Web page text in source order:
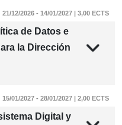
de Datos e
la Dirección
21/12/2026 - 14/01/2027 | 3,00 ECTS
Digital y
15/01/2027 - 28/01/2027 | 2,00 ECTS